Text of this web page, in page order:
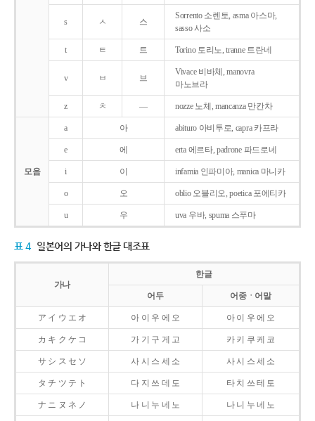
s ㅅ 스
Sorrento 소렌토, asma 아스마,
sasso 사소
t ㅌ 트 Torino 토리노, tranne 트란네
v ㅂ 브
Vivace 비바체, manovra
마노브라
z ㅊ ― nozze 노체, mancanza 만칸차
모음
a 아 abituro 아비투로, capra 카프라
e 에 erta 에르타, padrone 파드로네
i 이 infamia 인파미아, manica 마니카
o 오 oblio 오블리오, poetica 포에티카
u 우 uva 우바, spuma 스푸마
표 4 일본어의 가나와 한글 대조표
가나
한글
어두 어중ㆍ어말
ア イ ウ エ オ 아 이 우 에 오 아 이 우 에 오
カ キ ク ケ コ 가 기 구 게 고 카 키 쿠 케 코
サ シ ス セ ソ 사 시 스 세 소 사 시 스 세 소
タ チ ツ テ ト 다 지 쓰 데 도 타 치 쓰 테 토
ナ ニ ヌ ネ ノ 나 니 누 네 노 나 니 누 네 노